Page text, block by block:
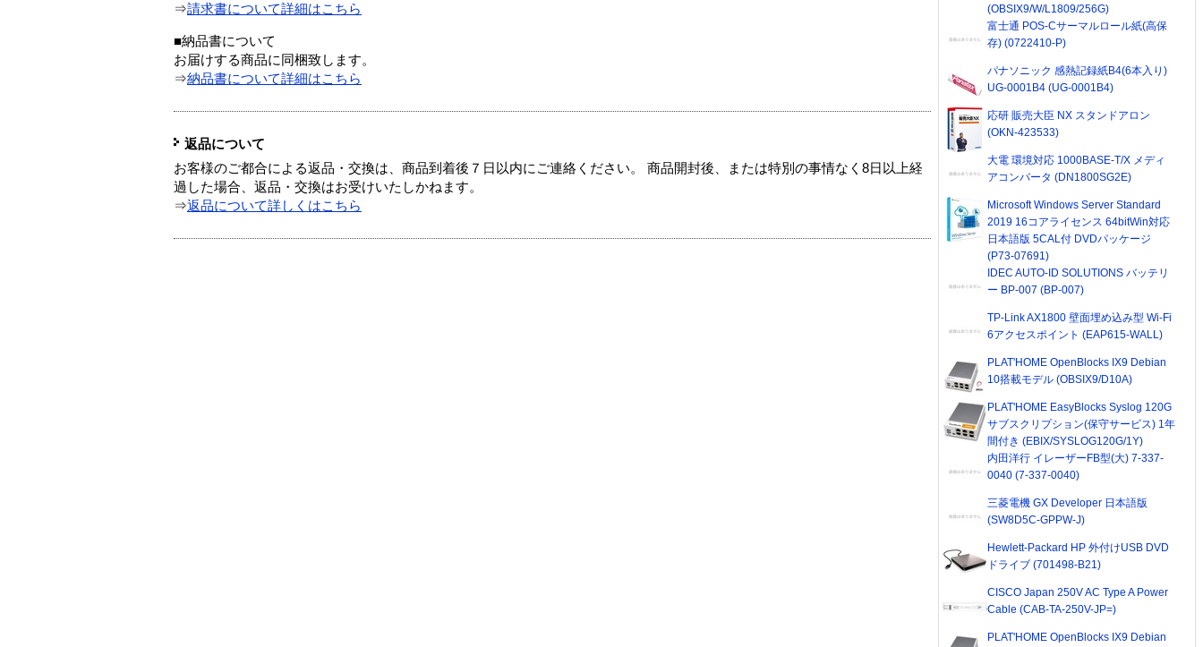
⇒請求書について詳細はこちら
■納品書について
お届けする商品に同梱致します。
⇒納品書について詳細はこちら
返品について
お客様のご都合による返品・交換は、商品到着後７日以内にご連絡ください。 商品開封後、または特別の事情なく8日以上経
過した場合、返品・交換はお受けいたしかねます。
⇒返品について詳しくはこちら
(OBSIX9/W/L1809/256G)
富士通 POS-Cサーマルロール紙(高保
存) (0722410-P)
パナソニック 感熱記録紙B4(6本入り)
UG-0001B4 (UG-0001B4)
応研 販売大臣 NX スタンドアロン
(OKN-423533)
大電 環境対応 1000BASE-T/X メディ
アコンバータ (DN1800SG2E)
Microsoft Windows Server Standard
2019 16コアライセンス 64bitWin対応
日本語版 5CAL付 DVDパッケージ
(P73-07691)
IDEC AUTO-ID SOLUTIONS バッテリ
ー BP-007 (BP-007)
TP-Link AX1800 壁面埋め込み型 Wi-Fi
6アクセスポイント (EAP615-WALL)
PLAT'HOME OpenBlocks IX9 Debian
10搭載モデル (OBSIX9/D10A)
PLAT'HOME EasyBlocks Syslog 120G
サブスクリプション(保守サービス) 1年
間付き (EBIX/SYSLOG120G/1Y)
内田洋行 イレーザーFB型(大) 7-337-
0040 (7-337-0040)
三菱電機 GX Developer 日本語版
(SW8D5C-GPPW-J)
Hewlett-Packard HP 外付けUSB DVD
ドライブ (701498-B21)
CISCO Japan 250V AC Type A Power
Cable (CAB-TA-250V-JP=)
PLAT'HOME OpenBlocks IX9 Debian